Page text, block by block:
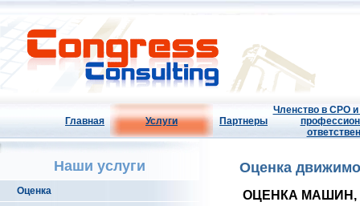
Главная Услуги Партнеры
Членство в СРО и
Наши услуги
Оценка
Оценка
ОЦЕНКА МАШИН,